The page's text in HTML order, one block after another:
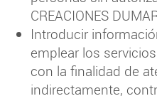
CREACIONES
Introducir
emplear los
con la finalidad de
indirectamente,